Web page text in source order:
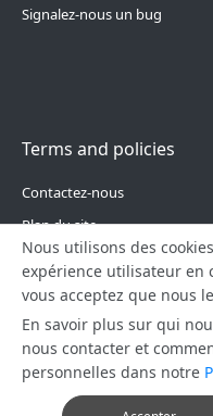
Signalez-nous un bug
Terms and policies
Contactez-nous
Plan du site
Politique de confidentialité
© 2025
Nous utilisons des
expérience utilisateur en
vous acceptez que nous
En savoir plus sur qui
nous contacter et
personnelles dans notre